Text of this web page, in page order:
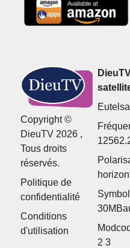
Copyright ©
DieuTV 2026 ,
Tous droits
réservés.
Politique de
confidentialité
Conditions
d'utilisation
2 3